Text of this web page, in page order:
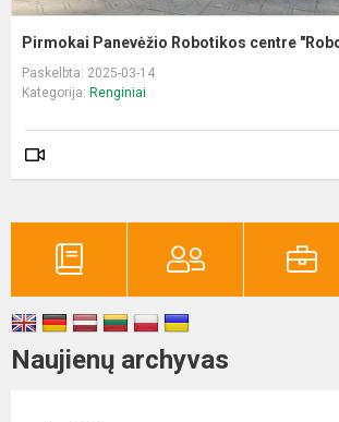
Pirmokai Panevėžio Robotikos centre
Paskelbta: 2025-03-14
Kategorija: Renginiai
Naujienų archyvas